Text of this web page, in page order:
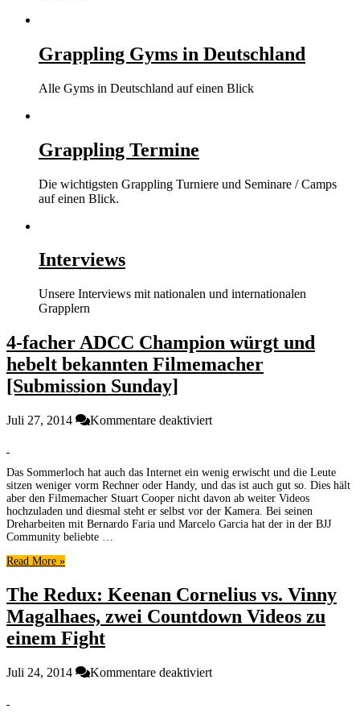
Grappling Gyms in Deutschland
Alle Gyms in Deutschland auf einen Blick
Grappling Termine
Die wichtigsten Grappling Turniere und Seminare / Camps
auf einen Blick.
Interviews
Unsere Interviews mit nationalen und internationalen
Grapplern
4-facher ADCC Champion würgt und
hebelt bekannten Filmemacher
[Submission Sunday]
Juli 27, 2014 Kommentare deaktiviertfür
Champion
würgt
und
hebelt
Das Sommerloch hat auch das Internet ein wenig erwischt und die Leute
sitzen weniger vorm Rechner oder Handy, und das ist auch gut so. Dies hält
aber den Filmemacher Stuart Cooper nicht davon ab weiter Videos
hochzuladen und diesmal steht er selbst vor der Kamera. Bei seinen
Dreharbeiten mit Bernardo Faria und Marcelo Garcia hat der in der BJJ
Community beliebte …
Read More »
The Redux: Keenan Cornelius vs. Vinny
Magalhaes, zwei Countdown Videos zu
einem Fight
Juli 24, 2014 Kommentare deaktiviertfür